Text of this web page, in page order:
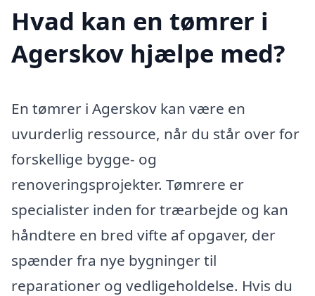
Hvad kan en tømrer i
Agerskov hjælpe med?
En tømrer i Agerskov kan være en
uvurderlig ressource, når du står over for
forskellige bygge- og
renoveringsprojekter. Tømrere er
specialister inden for træarbejde og kan
håndtere en bred vifte af opgaver, der
spænder fra nye bygninger til
reparationer og vedligeholdelse. Hvis du